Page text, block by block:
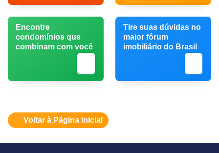
Encontre
condomínios que
combinam com você
Tire suas dúvidas no
maior fórum
imobiliário do Brasil
Voltar à Página Inicial